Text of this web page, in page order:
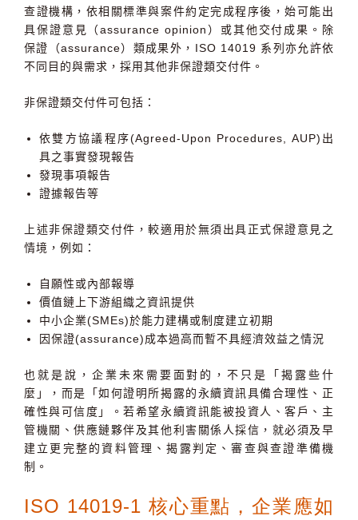
查證機構，依相關標準與案件約定完成程序後，始可能出
具保證意見（assurance opinion）或其他交付成果。除
保證（assurance）類成果外，ISO 14019 系列亦允許依
不同目的與需求，採用其他非保證類交付件。
非保證類交付件可包括：
依雙方協議程序(Agreed-Upon Procedures, AUP)出
具之事實發現報告
發現事項報告
證據報告等
上述非保證類交付件，較適用於無須出具正式保證意見之
情境，例如：
自願性或內部報導
價值鏈上下游組織之資訊提供
中小企業(SMEs)於能力建構或制度建立初期
因保證(assurance)成本過高而暫不具經濟效益之情況
也就是說，企業未來需要面對的，不只是「揭露些什
麼」，而是「如何證明所揭露的永續資訊具備合理性、正
確性與可信度」。若希望永續資訊能被投資人、客戶、主
管機關、供應鏈夥伴及其他利害關係人採信，就必須及早
建立更完整的資料管理、揭露判定、審查與查證準備機
制。
ISO 14019-1 核心重點，企業應如